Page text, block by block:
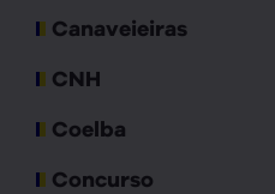
Canaveieiras
CNH
Coelba
Concurso